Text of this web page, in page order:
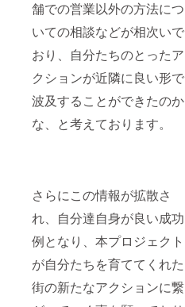
舗での営業以外の方法につ
いての相談などが相次いで
おり、自分たちのとったア
クションが近隣に良い形で
波及することができたのか
な、と考えております。
さらにこの情報が拡散さ
れ、自分達自身が良い成功
例となり、本プロジェクト
が自分たちを育ててくれた
街の新たなアクションに繋